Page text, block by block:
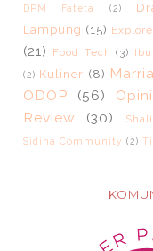
DPM Fateta (2)
Lampung (15)
(21)
Food Tech (3)
(2) Kuliner (8)
ODOP (56) Opini
Review (30)
Sidina Community (2)